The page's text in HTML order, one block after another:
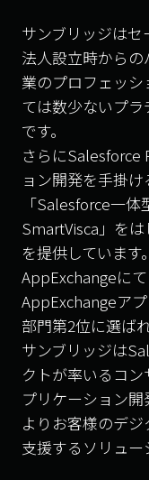
サンブリッジは
法人設立時から
業のプロフェッ
ては数少ないプ
です。
さらにSalesforce
ョン開発を手掛
「Salesforce一
SmartVisca」を
を提供しています
AppExchangeに
AppExchangeア
部門第2位に選ば
サンブリッジは
クトが率いるコ
プリケーション
よりお客様のデ
支援するソリュー